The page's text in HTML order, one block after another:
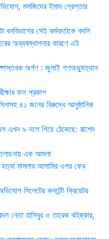
মসজিদের ইমাম গ্রেপ্তার
সেই কর্মকর্তাকে বদলি
অব্যবস্থাপনার কারণে এই
অর্পণ : জুলাই গণঅভ্যুত্থান
ফল প্রকাশ
৪১ জনের বিরুদ্ধে আনুষ্ঠানিক
এখন ৯ দলে গিয়ে ঠেকেছে: রাশেদ
এক আমলা
মামলার আসামির ওপর ফের
সিলেটের কনটেন্ট ক্রিয়েটর
নেতা হাসিবুর ও তারেক বহিষ্কার,